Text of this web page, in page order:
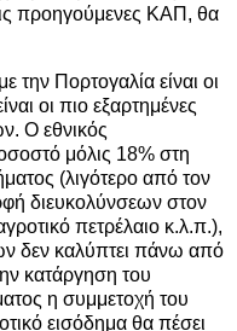
προηγούμενες ΚΑΠ, θα
την Πορτογαλία είναι οι
οι πιο εξαρτημένες
Ο εθνικός
μόλις 18% στη
(λιγότερο από τον
διευκολύνσεων στον
πετρέλαιο κ.λ.π.),
δεν καλύπτει πάνω από
κατάργηση του
η συμμετοχή του
εισόδημα θα πέσει